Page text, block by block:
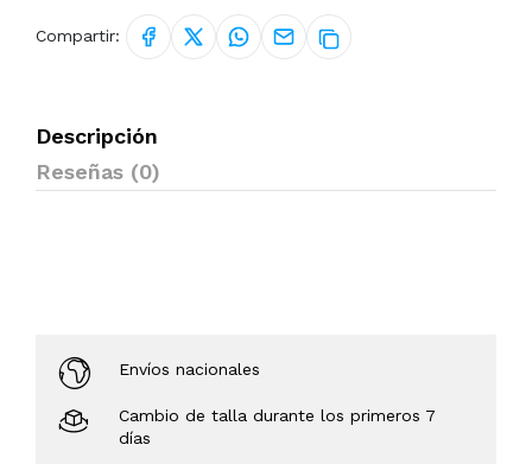
Compartir:
Descripción
Reseñas (0)
Envíos nacionales
Cambio de talla durante los primeros 7
días